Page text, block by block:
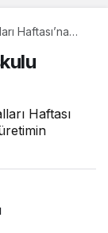
Haftası’na
Haftası